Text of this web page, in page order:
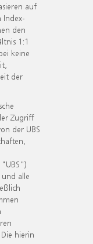
auf
Index-
den
1:1
keine
der
Zugriff
der UBS
alle
hierin